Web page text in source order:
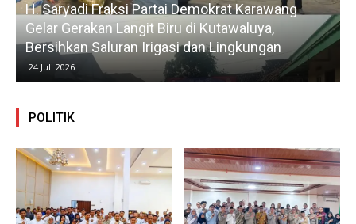
H. Saryadi Fraksi Partai Demokrat Karawang
Gelar Gerakan Langit Biru di Kutawaluya,
Bersihkan Saluran Irigasi dan Lingkungan
24 Juli 2026
POLITIK